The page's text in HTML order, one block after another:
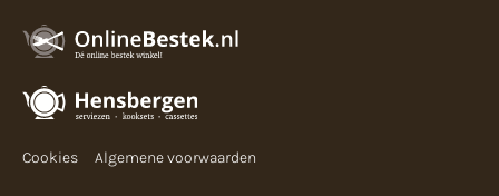
Cookies Algemene voorwaarden